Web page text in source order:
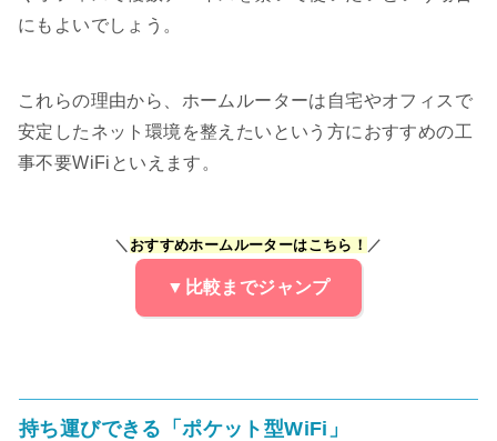
にもよいでしょう。
これらの理由から、ホームルーターは自宅やオフィスで
安定したネット環境を整えたいという方におすすめの工
事不要WiFiといえます。
＼ おすすめホームルーターはこちら！ ／
▼比較までジャンプ
持ち運びできる「ポケット型WiFi」